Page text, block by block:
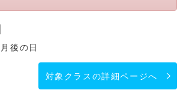
後の日
対象クラスの詳細ページへ